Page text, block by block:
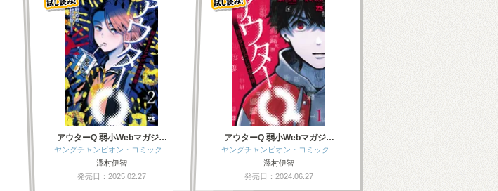
アウターQ 弱小Webマガジ…
ヤングチャンピオン・コミック…
澤村伊智
発売日：2025.02.27
アウターQ 弱小Webマガジ…
ヤングチャンピオン・コミック…
澤村伊智
発売日：2024.06.27